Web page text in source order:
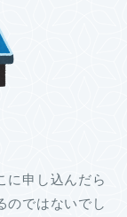
に申し込んだら
のではないでし